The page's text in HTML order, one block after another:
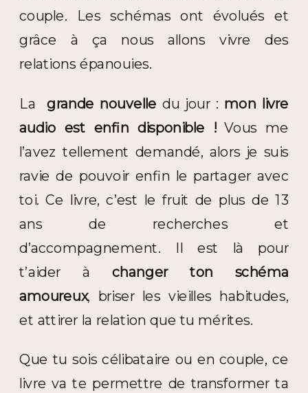
couple. Les schémas ont évolués et
grâce à ça nous allons vivre des
relations épanouies.
Lagrande nouvelle du jour : mon livre
audio est enfin disponible !Vous me
l’avez tellement demandé, alors je suis
ravie de pouvoir enfin le partager avec
toi. Ce livre, c’est le fruit de plus de 13
ans de recherches et
d’accompagnement. Il est là pour
t’aider àchanger ton schéma
amoureux, briser les vieilles habitudes,
et attirer la relation que tu mérites.
Que tu sois célibataire ou en couple, ce
livre va te permettre de transformer ta